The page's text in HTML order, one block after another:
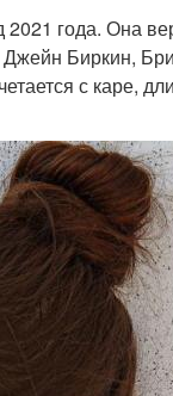
года. Она
Биркин,
с каре,